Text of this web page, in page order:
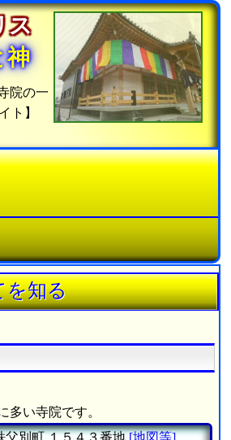
ス
神
院の一
ト】
を知る
多い寺院です。